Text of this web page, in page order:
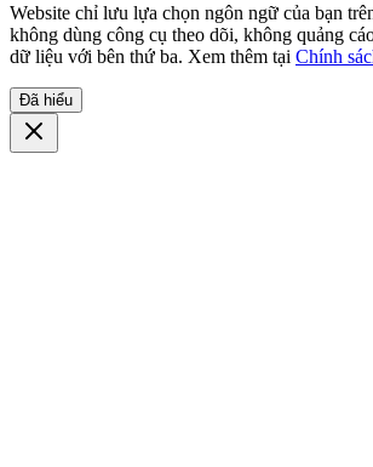
Website chỉ lưu lựa chọn ngôn ngữ của bạn
không dùng công cụ theo dõi, không quảng
dữ liệu với bên thứ ba. Xem thêm tại Chính
Đã hiểu